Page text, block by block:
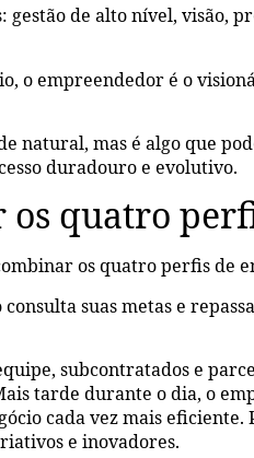
de alto nível, visão,
o empreendedor é o
natural, mas é algo que
duradouro e evolutivo.
os quatro
os quatro perfis de
suas metas e
subcontratados e
tarde durante o dia, o
cada vez mais
e inovadores.